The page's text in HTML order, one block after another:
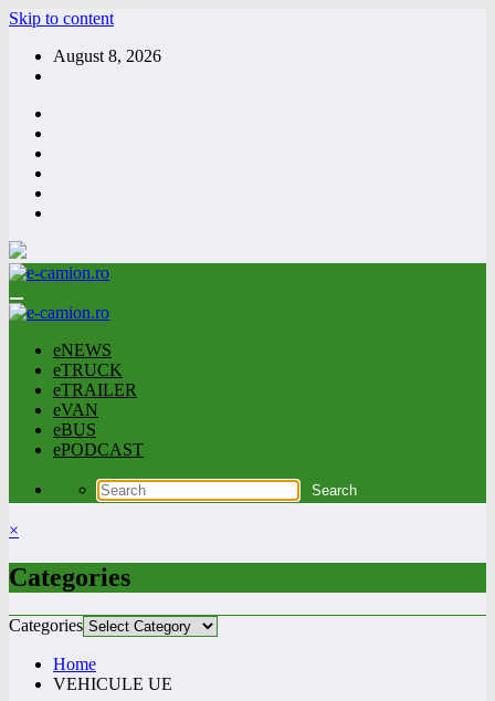
Skip to content
August 8, 2026
eNEWS
eTRUCK
eTRAILER
eVAN
eBUS
ePODCAST
×
Categories
Categories
Home
VEHICULE UE